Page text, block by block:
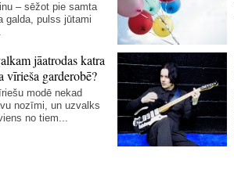
– sēžot pie samta
galda, pulss jūtami
jāatrodas katra
vīrieša garderobē?
modē nekad
nozīmi, un uzvalks
no tiem...